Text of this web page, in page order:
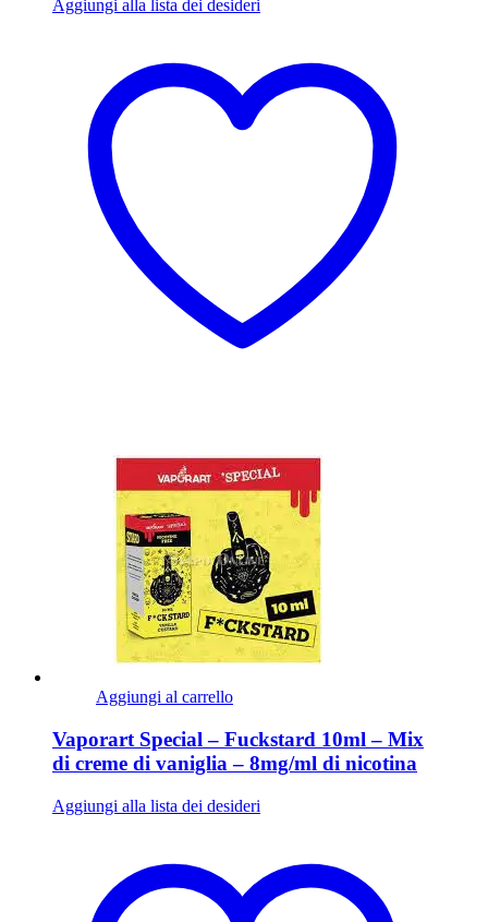
Aggiungi alla lista dei desideri
Aggiungi al carrello
Vaporart Special – Fuckstard 10ml – Mix
di creme di vaniglia – 8mg/ml di nicotina
Aggiungi alla lista dei desideri